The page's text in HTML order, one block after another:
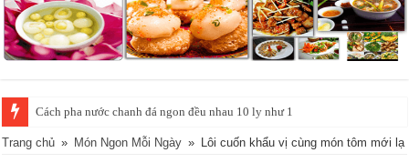
Cách pha nước chanh đá ngon đều nhau 10 ly như 1
Trang chủ » Món Ngon Mỗi Ngày » Lôi cuốn khẩu vị cùng món tôm mới lạ